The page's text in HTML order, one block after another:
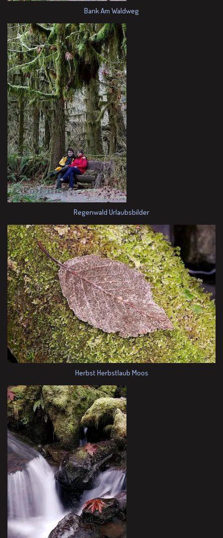
Bank Am Waldweg
Regenwald Urlaubsbilder
Herbst Herbstlaub Moos